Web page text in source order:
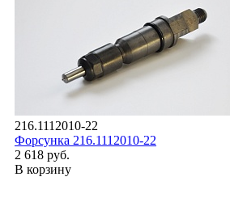
216.1112010-22
Форсунка 216.1112010-22
2 618 руб.
В корзину